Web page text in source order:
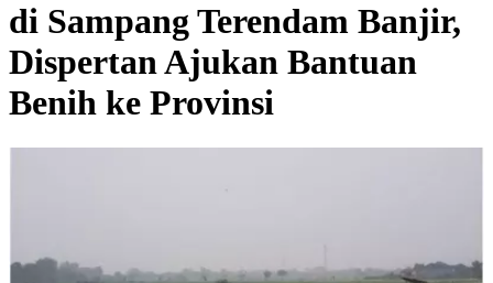
di Sampang Terendam Banjir,
Dispertan Ajukan Bantuan
Benih ke Provinsi